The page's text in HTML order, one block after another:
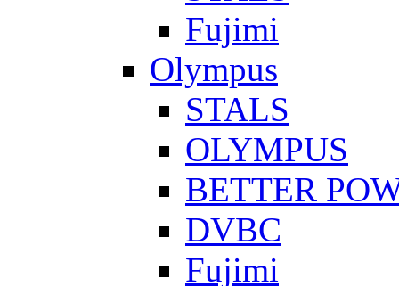
Fujimi
Olympus
STALS
OLYMPUS
BETTER
DVBC
Fujimi